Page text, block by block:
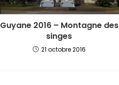
Guyane 2016 – Montagne des
singes
21 octobre 2016